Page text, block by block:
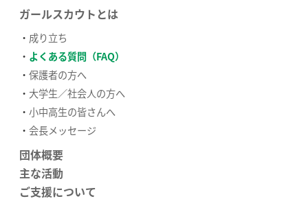
ガールスカウトとは
成り立ち
よくある質問（FAQ）
保護者の方へ
大学生／社会人の方へ
小中高生の皆さんへ
会長メッセージ
団体概要
主な活動
ご支援について